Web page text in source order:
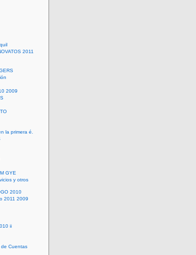
2011
2009
la primera é.
GYE
y otros
2010
2011 2009
ii
de Cuentas